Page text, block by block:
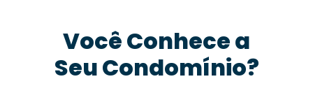
Você Conhece a
Seu Condomínio?